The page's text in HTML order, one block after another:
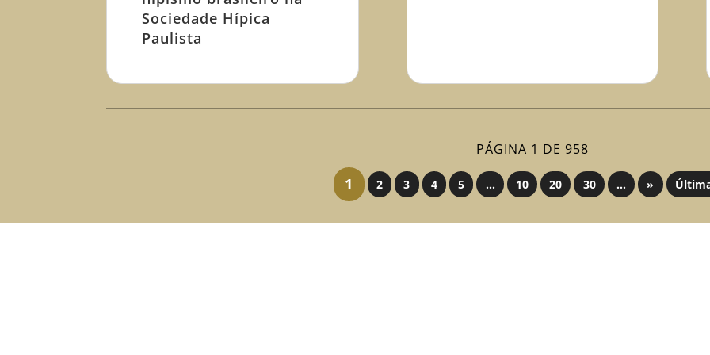
Sociedade Hípica
Paulista
PÁGINA 1 DE 958
1 2 3 4 5 ... 10 20 30 ... »